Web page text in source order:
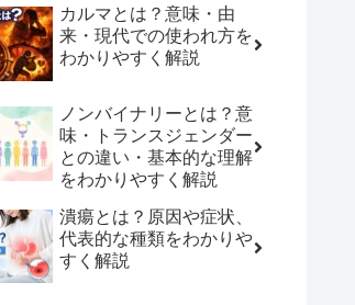
カルマとは？意味・由
来・現代での使われ方を
わかりやすく解説
ノンバイナリーとは？意
味・トランスジェンダー
との違い・基本的な理解
をわかりやすく解説
潰瘍とは？原因や症状、
代表的な種類をわかりや
すく解説